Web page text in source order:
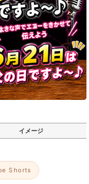
イメージ
Shorts